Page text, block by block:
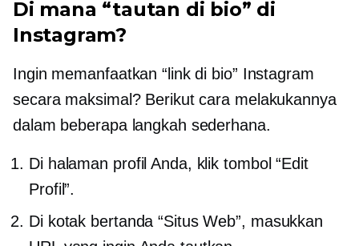
Di mana “tautan di bio” di
Instagram?
Ingin memanfaatkan “link di bio” Instagram
secara maksimal? Berikut cara melakukannya
dalam beberapa langkah sederhana.
Di halaman profil Anda, klik tombol “Edit
Profil”.
Di kotak bertanda “Situs Web”, masukkan